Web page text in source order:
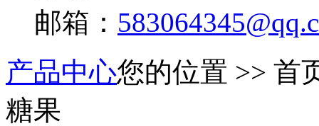
邮箱：
产品中心您的位置 >> 首
糖果